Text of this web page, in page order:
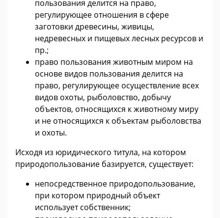
пользования делится на право,
регулирующее отношения в сфере
заготовки древесины, живицы,
недревесных и пищевых лесных ресурсов и
пр.;
право пользования животным миром на
основе видов пользования делится на
право, регулирующее осуществление всех
видов охоты, рыболовство, добычу
объектов, относящихся к животному миру
и не относящихся к объектам рыболовства
и охоты.
Исходя из юридического титула, на котором
природопользование базируется, существует:
непосредственное природопользование,
при котором природный объект
использует собственник;